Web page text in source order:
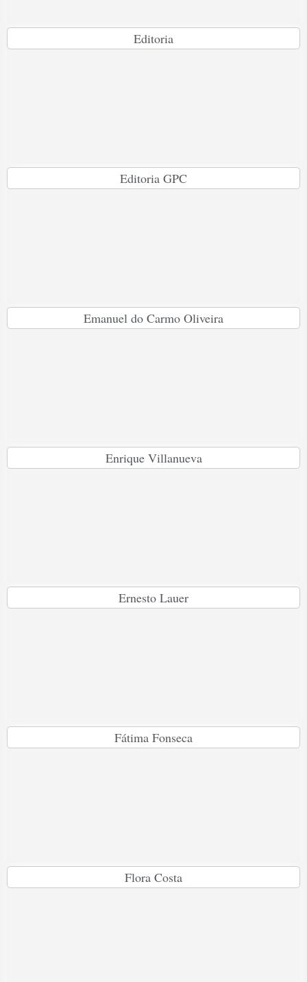
Editoria
Editoria GPC
Emanuel do Carmo Oliveira
Enrique Villanueva
Ernesto Lauer
Fátima Fonseca
Flora Costa